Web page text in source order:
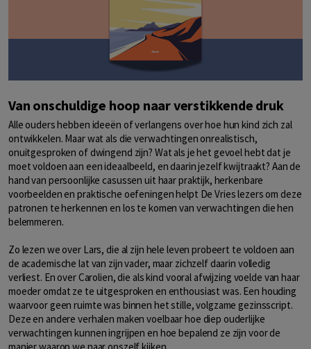
Van onschuldige hoop naar verstikkende druk
Alle ouders hebben ideeën of verlangens over hoe hun kind zich zal
ontwikkelen. Maar wat als die verwachtingen onrealistisch,
onuitgesproken of dwingend zijn? Wat als je het gevoel hebt dat je
moet voldoen aan een ideaalbeeld, en daarin jezelf kwijtraakt? Aan de
hand van persoonlijke casussen uit haar praktijk, herkenbare
voorbeelden en praktische oefeningen helpt De Vries lezers om deze
patronen te herkennen en los te komen van verwachtingen die hen
belemmeren.
Zo lezen we over Lars, die al zijn hele leven probeert te voldoen aan
de academische lat van zijn vader, maar zichzelf daarin volledig
verliest. En over Carolien, die als kind vooral afwijzing voelde van haar
moeder omdat ze te uitgesproken en enthousiast was. Een houding
waarvoor geen ruimte was binnen het stille, volgzame gezinsscript.
Deze en andere verhalen maken voelbaar hoe diep ouderlijke
verwachtingen kunnen ingrijpen en hoe bepalend ze zijn voor de